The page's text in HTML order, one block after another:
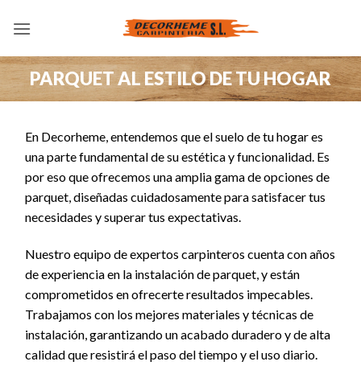
PARQUET AL ESTILO DE TU HOGAR
En Decorheme, entendemos que el suelo de tu hogar es
una parte fundamental de su estética y funcionalidad. Es
por eso que ofrecemos una amplia gama de opciones de
parquet, diseñadas cuidadosamente para satisfacer tus
necesidades y superar tus expectativas.
Nuestro equipo de expertos carpinteros cuenta con años
de experiencia en la instalación de parquet, y están
comprometidos en ofrecerte resultados impecables.
Trabajamos con los mejores materiales y técnicas de
instalación, garantizando un acabado duradero y de alta
calidad que resistirá el paso del tiempo y el uso diario.